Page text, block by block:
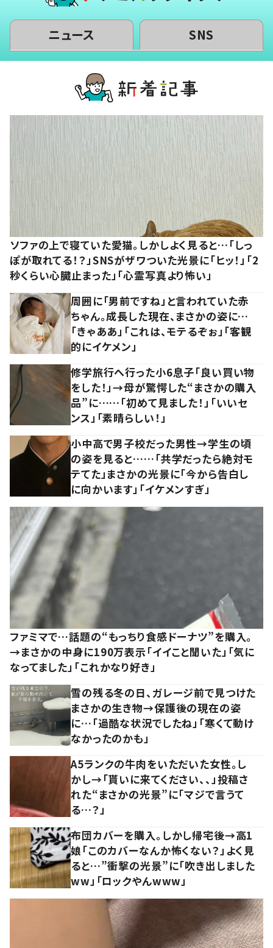
ニュース SNS
ソファの上で寝ていた愛猫。しかしよく見ると…「しっ
ぽが取れてる！？」SNSがザワついた光景に「ヒッ！」「2
秒くらい心臓止まった」「心霊写真より怖い」
周囲に「男前ですね」と言われていた赤
ちゃん。成長した現在、まさかの姿に…
「きゃああ」「これは、モテるぞぉ」「客観
的にイケメン」
修学旅行へ行った小6息子「良い買い物
をした！」→母が驚愕した“まさかの購入
品”に……「初めて見ました！」「いいセ
ンス」「素晴らしい！」
小中高で男子校だった男性→学生の頃
の姿を見ると……「共学だったら絶対モ
テてた」まさかの光景に「今から告白し
に向かいます」「イケメンすぎ」
ファミマで…話題の“もっちり食感ドーナツ”を購入。
→まさかの中身に190万表示「イイこと聞いた」「気に
なってました」「これかなり好き」
雪の残る冬の日、ガレージ前で見つけた
まさかの生き物→保護後の現在の姿
に…「過酷な状況でしたね」「寒くて動け
なかったのかも」
A5ランクの牛肉をいただいた女性。し
かし→「貰いに来てください、、」投稿さ
れた“まさかの光景”に「マジで言うて
る…？」
布団カバーを購入。しかし帰宅後→高1
娘「このカバーなんか怖くない？」よく見
ると…”衝撃の光景”に「吹き出しました
ww」「ロックやんwww」